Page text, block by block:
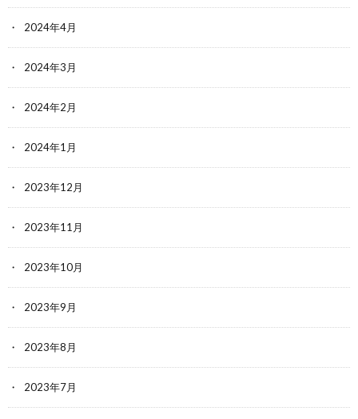
2024年4月
2024年3月
2024年2月
2024年1月
2023年12月
2023年11月
2023年10月
2023年9月
2023年8月
2023年7月